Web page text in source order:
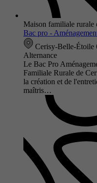
Maison familiale
Bac pro -
Cerisy-Belle-Étoile
Alternance
Le Bac Pro
Familiale Rurale de
la création et de
maîtris…